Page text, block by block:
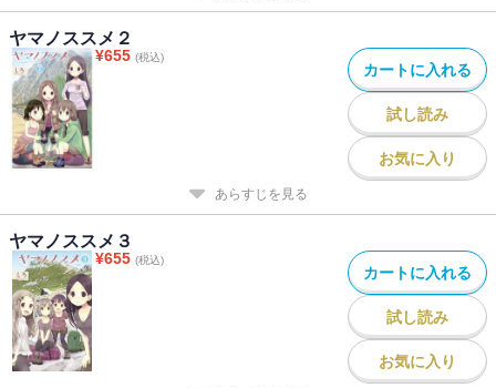
ヤマノススメ２
¥655 (税込)
カートに入れる
試し読み
お気に入り
あらすじを見る
ヤマノススメ３
¥655 (税込)
カートに入れる
試し読み
お気に入り